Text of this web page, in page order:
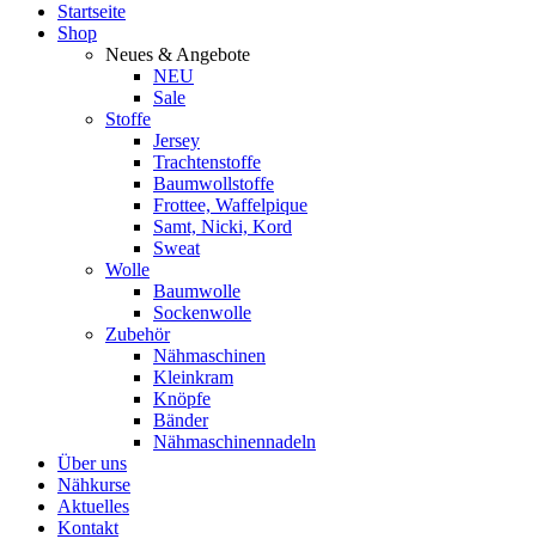
Startseite
Shop
Neues & Angebote
NEU
Sale
Stoffe
Jersey
Trachtenstoffe
Baumwollstoffe
Frottee, Waffelpique
Samt, Nicki, Kord
Sweat
Wolle
Baumwolle
Sockenwolle
Zubehör
Nähmaschinen
Kleinkram
Knöpfe
Bänder
Nähmaschinennadeln
Über uns
Nähkurse
Aktuelles
Kontakt